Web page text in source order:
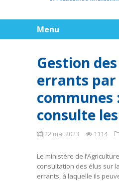
Menu
Gestion
errants par
communes
consulte
22 mai 2023 1114
Le ministère de
consultation des élus sur
errants, à laquelle ils